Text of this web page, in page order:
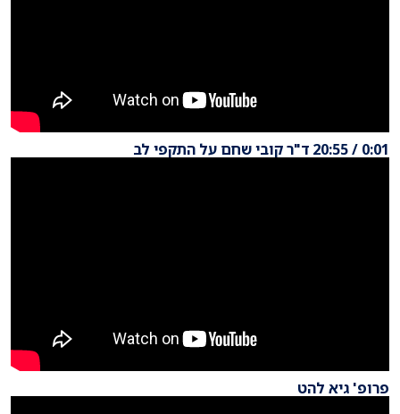
0:01 / 20:55 ד"ר קובי שחם על התקפי לב
פרופ' גיא להט